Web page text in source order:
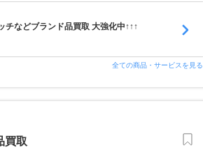
チなどブランド品買取 大強化中↑↑↑
全ての商品・サービスを見る
買取